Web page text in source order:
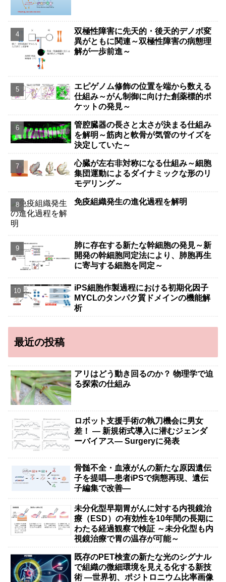
双極性障害に先天的・後天的デノボ変
異がともに関連～双極性障害の病態理
解が一歩前進～
エピゲノム修飾の位置を端から数える
仕組み～がん制御に向けた創薬標的ポ
ケットの発見～
管腔臓器の長さと太さが決まる仕組み
を解明～筋肉と軟骨が気管のサイズを
決定していた～
心臓が左右非対称になる仕組み～細胞
集団運動によるダイナミックな形のリ
モデリング～
免疫組織発生の進化過程を解明
肺に存在する新たな幹細胞の発見～新
開発の幹細胞同定法により、肺胞再生
に寄与する細胞を同定～
iPS細胞作製過程における初期化因子
MYCLのタンパク質ドメインの機能解
析
最近の投稿
アリはどう動き回るのか？ 物理学で迫
る探索の仕組み
ロボット支援手術の執刀機会に男女
差！ — 新規術式導入に潜むジェンダ
ーバイアス— Surgeryに発表
骨髄不全・血液がんの新たな原因遺伝
子を提唱―患者iPSで病態再現、遺伝
子編集で改善―
未分化型早期胃がんに対する内視鏡治
療（ESD）の有効性を10年間の長期に
わたる経過観察で検証 ～未分化型も内
視鏡治療で胃の温存が可能～
既存のPET検査の新たな光のシグナル
で組織の微細環境を見える化する新技
術 ―世界初、ポジトロニウム比率画像